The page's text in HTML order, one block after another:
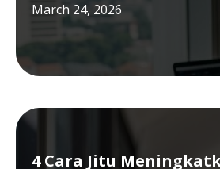
March 24, 2026
4 Cara Jitu